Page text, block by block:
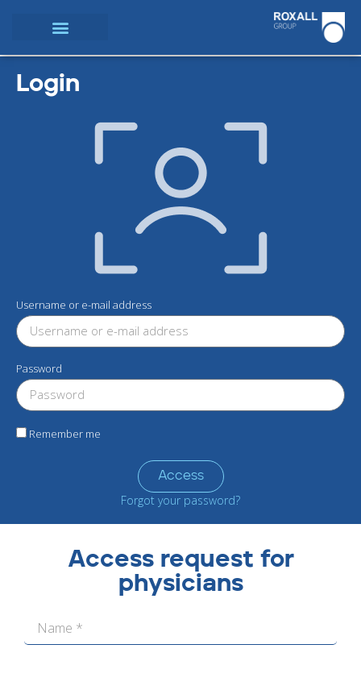
Login
Username or e-mail address
Password
Remember me
Access
Forgot your password?
Access request for
physicians